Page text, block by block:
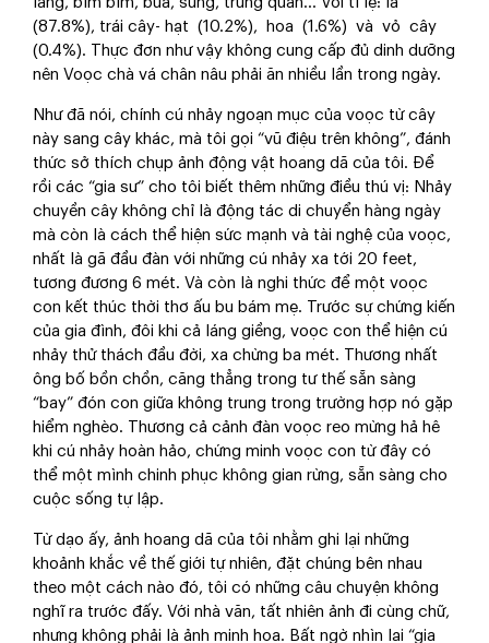
(87.8%), trái cây- hạt (10.2%), hoa (1.6%) và vỏ cây
(0.4%). Thực đơn như vậy không cung cấp đủ dinh dưỡng
nên Voọc chà vá chân nâu phải ăn nhiều lần trong ngày.
Như đã nói, chính cú nhảy ngoạn mục của voọc từ cây
này sang cây khác, mà tôi gọi “vũ điệu trên không”, đánh
thức sở thích chụp ảnh động vật hoang dã của tôi. Để
rồi các “gia sư” cho tôi biết thêm những điều thú vị: Nhảy
chuyền cây không chỉ là động tác di chuyển hàng ngày
mà còn là cách thể hiện sức mạnh và tài nghệ của voọc,
nhất là gã đầu đàn với những cú nhảy xa tới 20 feet,
tương đương 6 mét. Và còn là nghi thức để một voọc
con kết thúc thời thơ ấu bu bám mẹ. Trước sự chứng kiến
của gia đình, đôi khi cả láng giềng, voọc con thể hiện cú
nhảy thử thách đầu đời, xa chừng ba mét. Thương nhất
ông bố bồn chồn, căng thẳng trong tư thế sẵn sàng
“bay” đón con giữa không trung trong trường hợp nó gặp
hiểm nghèo. Thương cả cảnh đàn voọc reo mừng hả hê
khi cú nhảy hoàn hảo, chứng minh voọc con từ đây có
thể một mình chinh phục không gian rừng, sẵn sàng cho
cuộc sống tự lập.
Từ dạo ấy, ảnh hoang dã của tôi nhằm ghi lại những
khoảnh khắc về thế giới tự nhiên, đặt chúng bên nhau
theo một cách nào đó, tôi có những câu chuyện không
nghĩ ra trước đấy. Với nhà văn, tất nhiên ảnh đi cùng chữ,
nhưng không phải là ảnh minh họa. Bất ngờ nhìn lại “gia